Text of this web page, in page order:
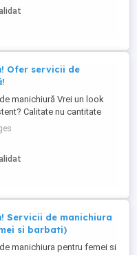
Ofer servicii de
manichiură Vrei un look
Calitate nu cantitate
Produse de calitate
și curat Rezistență (4-6
Pitești (lângă vivo
te cu încredere!
Servicii de manichiura
si barbati)
manichiura pentru femei si